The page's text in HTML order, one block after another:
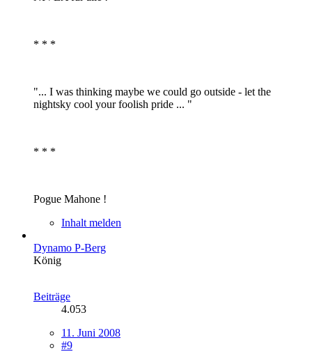
* * *
"... I was thinking maybe we could go outside - let the
nightsky cool your foolish pride ... "
* * *
Pogue Mahone !
Inhalt melden
Dynamo P-Berg
König
Beiträge
4.053
11. Juni 2008
#9